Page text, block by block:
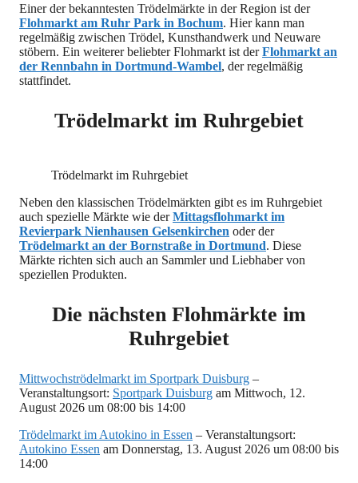
Einer der bekanntesten Trödelmärkte in der Region ist der
Flohmarkt am Ruhr Park in Bochum. Hier kann man
regelmäßig zwischen Trödel, Kunsthandwerk und Neuware
stöbern. Ein weiterer beliebter Flohmarkt ist derFlohmarkt an
der Rennbahn in Dortmund-Wambel, der regelmäßig
stattfindet.
Trödelmarkt im Ruhrgebiet
Trödelmarkt im Ruhrgebiet
Neben den klassischen Trödelmärkten gibt es im Ruhrgebiet
auch spezielle Märkte wie derMittagsflohmarkt im
Revierpark Nienhausen Gelsenkirchen oder der
Trödelmarkt an der Bornstraße in Dortmund. Diese
Märkte richten sich auch an Sammler und Liebhaber von
speziellen Produkten.
Die nächsten Flohmärkte im
Ruhrgebiet
Mittwochströdelmarkt im Sportpark Duisburg –
Veranstaltungsort: Sportpark Duisburg am Mittwoch, 12.
August 2026 um 08:00 bis 14:00
Trödelmarkt im Autokino in Essen – Veranstaltungsort:
Autokino Essen am Donnerstag, 13. August 2026 um 08:00 bis
14:00